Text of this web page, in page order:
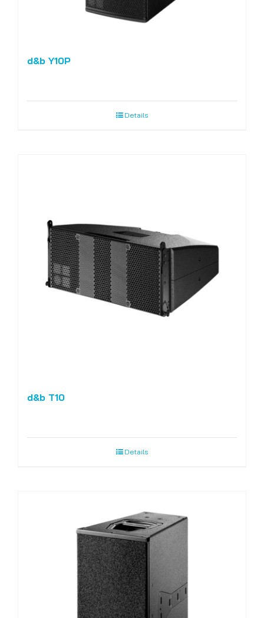
d&b Y10P
Details
d&b T10
Details